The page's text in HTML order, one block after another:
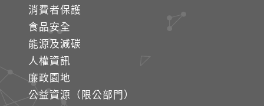
消費者保護
食品安全
能源及減碳
人權資訊
廉政園地
公益資源（限公部門）